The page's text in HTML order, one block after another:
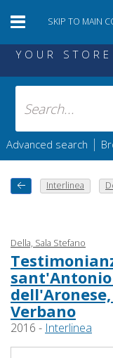
SKIP TO MAIN
YOUR
Advanced search |
Interlinea
Della, Sala Stefano
Verbano
2016 - Interlinea